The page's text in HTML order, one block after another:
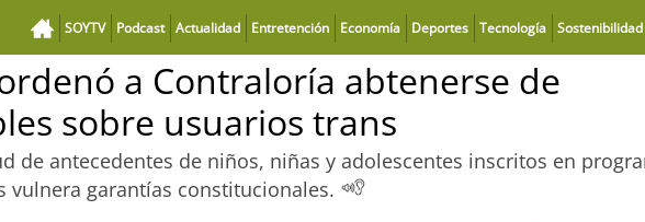
SOYTV Podcast Actualidad Entretención Economía Deportes Tecnología Sostenibilidad
a Contraloría abtenerse de
sobre usuarios trans
de antecedentes de niños, niñas y adolescentes inscritos en
vulnera garantías constitucionales.